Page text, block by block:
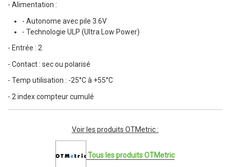
- Alimentation :
- Autonome avec pile 3.6V
- Technologie ULP (Ultra Low Power)
- Entrée : 2
- Contact : sec ou polarisé
- Temp utilisation : -25°C à +55°C
- 2 index compteur cumulé
Voir les produits OTMetric :
Tous les produits OTMetric